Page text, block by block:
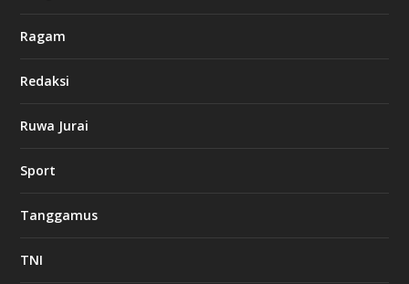
Ragam
Redaksi
Ruwa Jurai
Sport
Tanggamus
TNI